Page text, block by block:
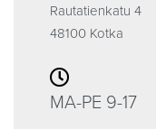
Rautatienkatu 4
48100 Kotka
MA-PE 9-17